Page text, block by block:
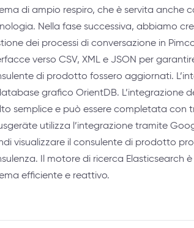
di ampio respiro, che è servita anche
Nella fase successiva, abbiamo
dei processi di conversazione in
verso CSV, XML e JSON per
di prodotto fossero aggiornati.
grafico OrientDB. L’integrazione
semplice e può essere completata con
utilizza l’integrazione tramite
visualizzare il consulente di prodotto
Il motore di ricerca Elasticsearch
efficiente e reattivo.